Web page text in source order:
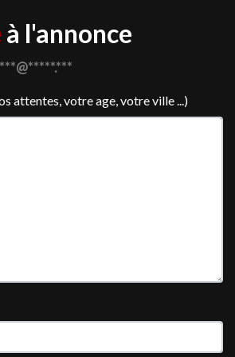
à l'annonce
attentes, votre age, votre ville ...)